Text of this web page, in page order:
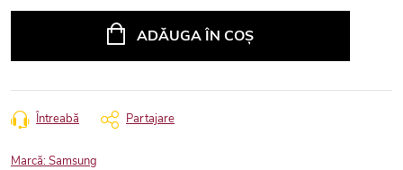
ADĂUGA ÎN COŞ
Întreabă Partajare
Marcă:Samsung